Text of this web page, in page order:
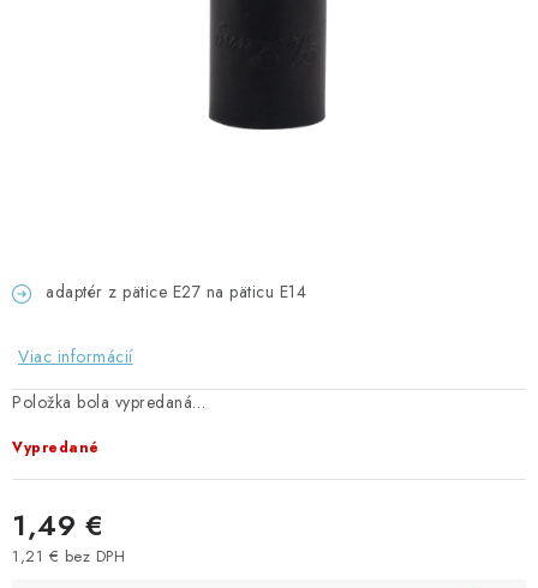
Kontakty
adaptér z pätice E27 na päticu E14
Viac informácií
Položka bola vypredaná…
Vypredané
1,49 €
1,21 € bez DPH